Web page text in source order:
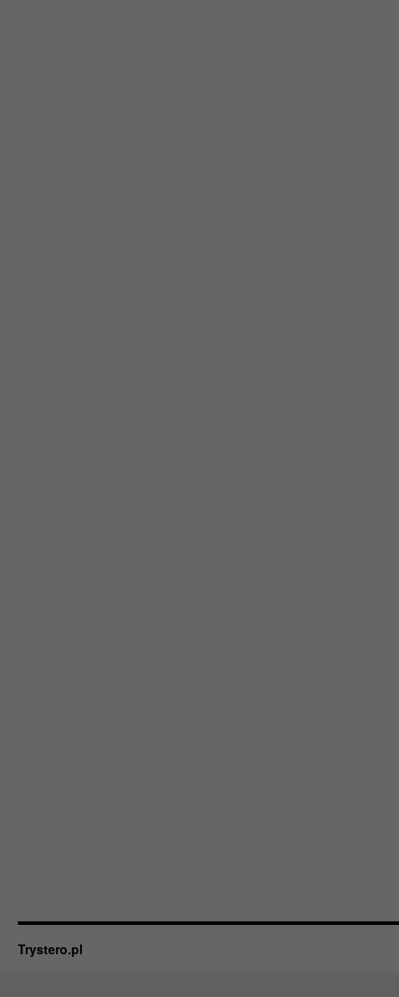
Trystero.pl